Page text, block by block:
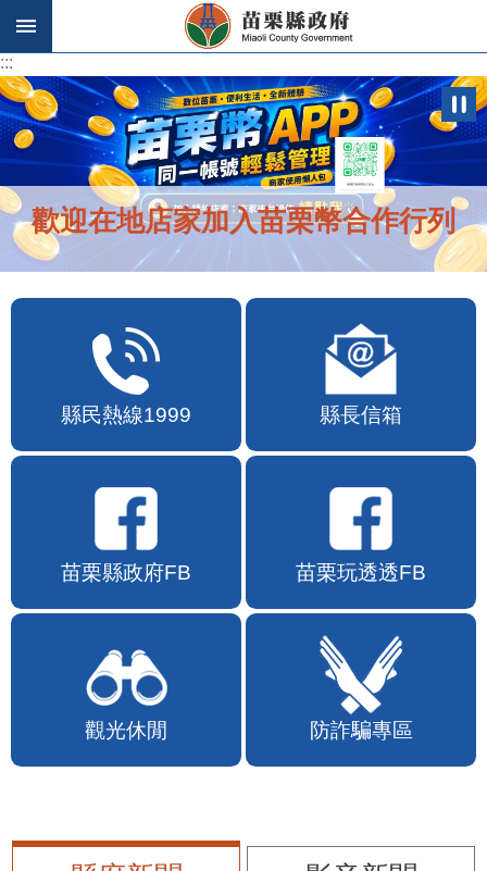
跳到主要內容區塊
:::
:::
歡迎在地店家加入苗栗幣合作行列
縣民熱線1999 縣長信箱
苗栗縣政府FB 苗栗玩透透FB
觀光休閒 防詐騙專區